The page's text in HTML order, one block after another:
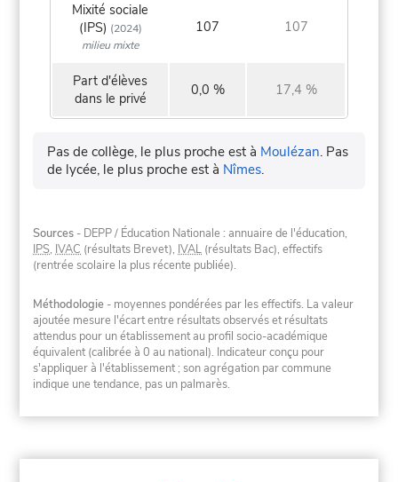
Mixité sociale
(IPS) (2024)
milieu mixte
107 107
Part d'élèves
dans le privé
0,0 % 17,4 %
Pas de collège, le plus proche est à Moulézan. Pas
de lycée, le plus proche est à Nîmes.
Sources - DEPP / Éducation Nationale : annuaire de l'éducation,
IPS, IVAC (résultats Brevet), IVAL (résultats Bac), effectifs
(rentrée scolaire la plus récente publiée).
Méthodologie - moyennes pondérées par les effectifs. La valeur
ajoutée mesure l'écart entre résultats observés et résultats
attendus pour un établissement au profil socio-académique
équivalent (calibrée à 0 au national). Indicateur conçu pour
s'appliquer à l'établissement ; son agrégation par commune
indique une tendance, pas un palmarès.